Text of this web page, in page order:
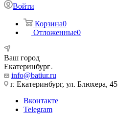
Войти
Корзина0
Отложенные0
Ваш город
Екатеринбург
info@batiur.ru
г. Екатеринбург, ул. Блюхера, 45
Вконтакте
Telegram